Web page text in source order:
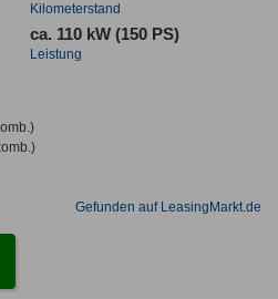
Kilometerstand
ca. 110 kW (150 PS)
Leistung
Gefunden auf LeasingMarkt.de